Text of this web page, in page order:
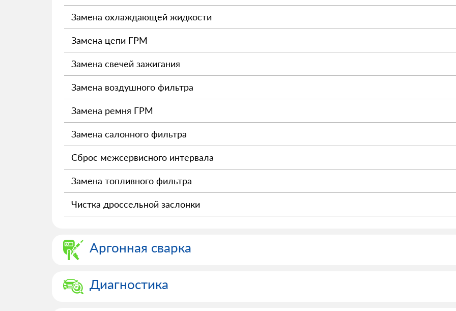
Замена охлаждающей жидкости
Замена цепи ГРМ
Замена свечей зажигания
Замена воздушного фильтра
Замена ремня ГРМ
Замена салонного фильтра
Сброс межсервисного интервала
Замена топливного фильтра
Чистка дроссельной заслонки
Аргонная сварка
Диагностика